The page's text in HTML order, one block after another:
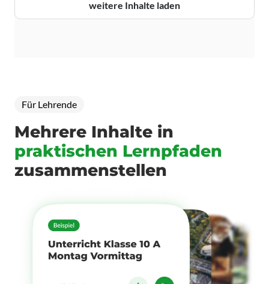
weitere Inhalte laden
Für Lehrende
Mehrere Inhalte in
praktischen Lernpfaden
zusammenstellen